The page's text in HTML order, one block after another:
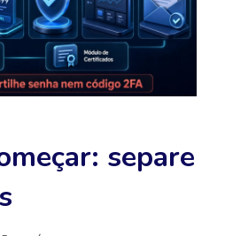
separe